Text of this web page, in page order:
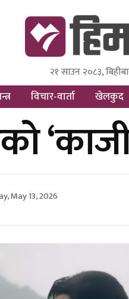
Himal Press
Dot NewsyNepal Media
२१ साउन २०८३,
विचार-वार्ता खेलकुद
May 13, 2026